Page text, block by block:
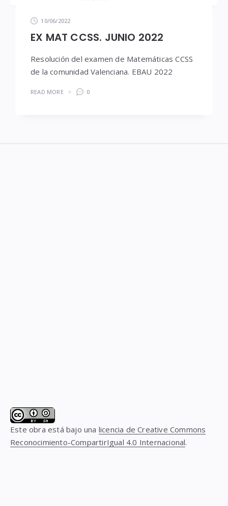
10/06/2022
EX MAT CCSS. JUNIO 2022
Resolución del examen de Matemáticas CCSS
de la comunidad Valenciana. EBAU 2022
READ MORE 0
Este obra está bajo una licencia de Creative Commons
Reconocimiento-CompartirIgual 4.0 Internacional.